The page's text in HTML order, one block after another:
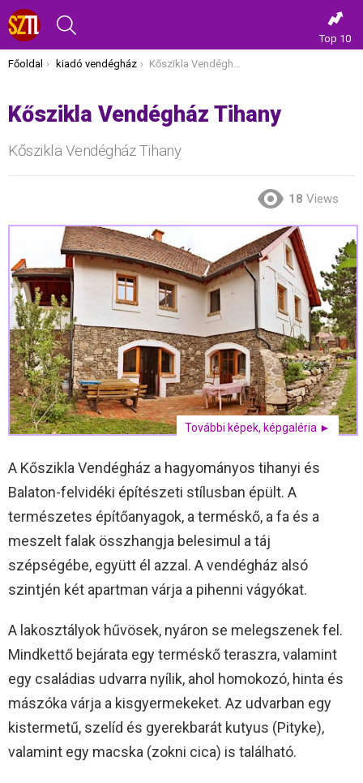
Top 10
Itt vagy most:
Főoldal kiadó vendégház Kőszikla Vendégház Tihany
Kőszikla Vendégház Tihany
Kőszikla Vendégház Tihany
18 Views
További képek, képgaléria ►
A Kőszikla Vendégház a hagyományos tihanyi és
Balaton-felvidéki építészeti stílusban épült. A
természetes építőanyagok, a terméskő, a fa és a
meszelt falak összhangja belesimul a táj
szépségébe, együtt él azzal. A vendégház alsó
szintjén két apartman várja a pihenni vágyókat.
A lakosztályok hűvösek, nyáron se melegszenek fel.
Mindkettő bejárata egy terméskő teraszra, valamint
egy családias udvarra nyílik, ahol homokozó, hinta és
mászóka várja a kisgyermekeket. Az udvarban egy
kistermetű, szelíd és gyerekbarát kutyus (Pityke),
valamint egy macska (zokni cica) is található.